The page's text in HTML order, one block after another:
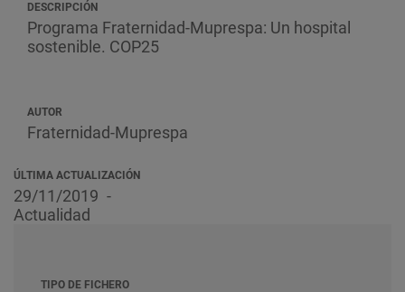
DESCRIPCIÓN
Programa Fraternidad-Muprespa: Un hospital
sostenible. COP25
AUTOR
Fraternidad-Muprespa
ÚLTIMA ACTUALIZACIÓN
29/11/2019
Actualidad
TIPO DE FICHERO